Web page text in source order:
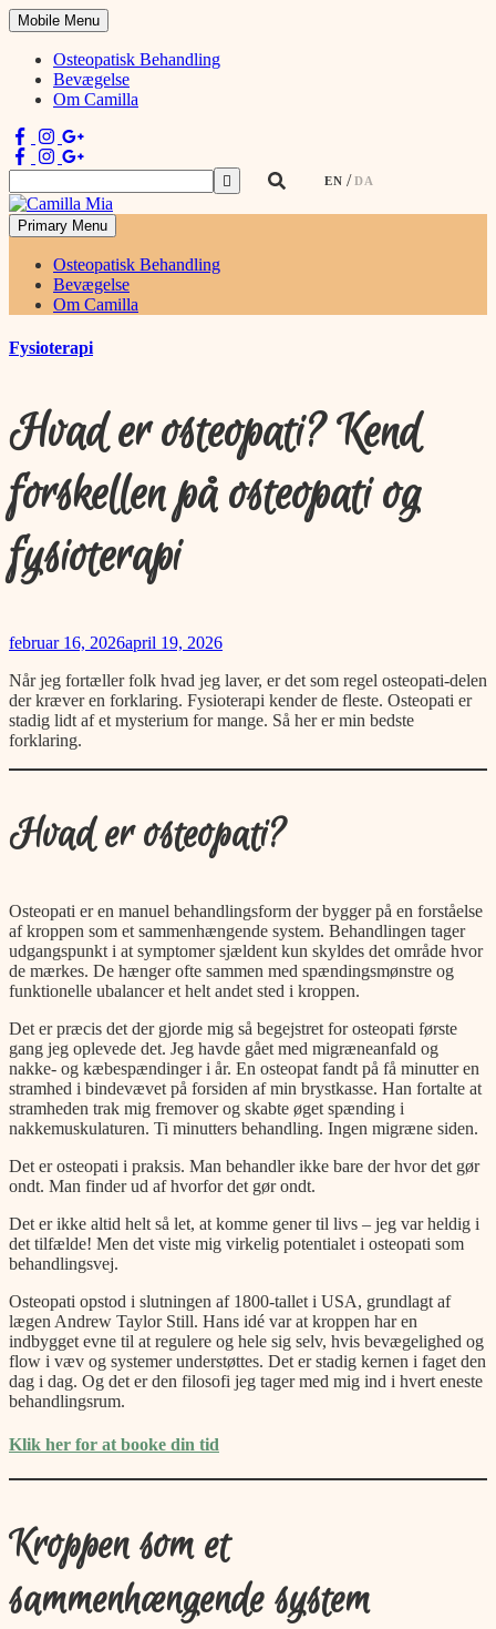
Mobile Menu
Osteopatisk Behandling
Bevægelse
Om Camilla
efter:
EN DA
Physiotherapist & Movement Teacher
Primary Menu
Osteopatisk Behandling
Bevægelse
Om Camilla
Skip
Fysioterapi
Hvad er osteopati? Kend
forskellen på osteopati og
fysioterapi
februar 16, 2026april 19, 2026
Når jeg fortæller folk hvad jeg laver, er det som regel osteopati-delen
der kræver en forklaring. Fysioterapi kender de fleste. Osteopati er
stadig lidt af et mysterium for mange. Så her er min bedste
forklaring.
Hvad er osteopati?
Osteopati er en manuel behandlingsform der bygger på en forståelse
af kroppen som et sammenhængende system. Behandlingen tager
udgangspunkt i at symptomer sjældent kun skyldes det område hvor
de mærkes. De hænger ofte sammen med spændingsmønstre og
funktionelle ubalancer et helt andet sted i kroppen.
Det er præcis det der gjorde mig så begejstret for osteopati første
gang jeg oplevede det. Jeg havde gået med migræneanfald og
nakke- og kæbespændinger i år. En osteopat fandt på få minutter en
stramhed i bindevævet på forsiden af min brystkasse. Han fortalte at
stramheden trak mig fremover og skabte øget spænding i
nakkemuskulaturen. Ti minutters behandling. Ingen migræne siden.
Det er osteopati i praksis. Man behandler ikke bare der hvor det gør
ondt. Man finder ud af hvorfor det gør ondt.
Det er ikke altid helt så let, at komme gener til livs – jeg var heldig i
det tilfælde! Men det viste mig virkelig potentialet i osteopati som
behandlingsvej.
Osteopati opstod i slutningen af 1800-tallet i USA, grundlagt af
lægen Andrew Taylor Still. Hans idé var at kroppen har en
indbygget evne til at regulere og hele sig selv, hvis bevægelighed og
flow i væv og systemer understøttes. Det er stadig kernen i faget den
dag i dag. Og det er den filosofi jeg tager med mig ind i hvert eneste
behandlingsrum.
Klik her for at booke din tid
Kroppen som et
sammenhængende system